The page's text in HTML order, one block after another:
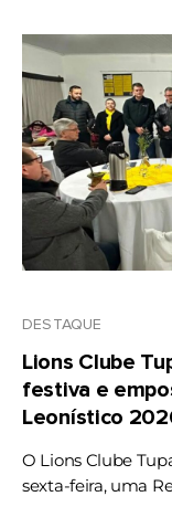
DESTAQUE
Lions Clube
festiva e
Leonístico
O Lions Clube
sexta-feira, uma